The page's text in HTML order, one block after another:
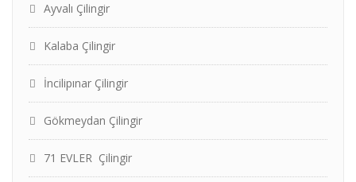
Ayvalı Çilingir
Kalaba Çilingir
İncilipınar Çilingir
Gökmeydan Çilingir
71 EVLER Çilingir